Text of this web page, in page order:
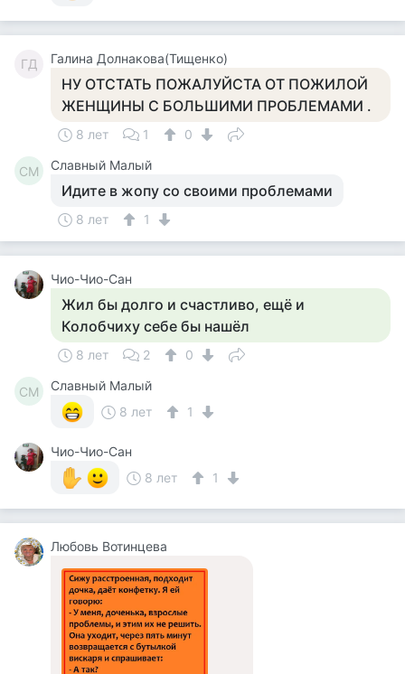
ГД Галина Долнакова(Тищенко)
НУ ОТСТАТЬ ПОЖАЛУЙСТА ОТ ПОЖИЛОЙ
ЖЕНЩИНЫ С БОЛЬШИМИ ПРОБЛЕМАМИ .
8 лет 1 0
СМ Славный Малый
Идите в жопу со своими проблемами
8 лет 1
Чио-Чио-Сан
Жил бы долго и счастливо, ещё и
Колобчиху себе бы нашёл
8 лет 2 0
СМ
Славный Малый
8 лет
1
Чио-Чио-Сан
8 лет
1
Любовь Вотинцева